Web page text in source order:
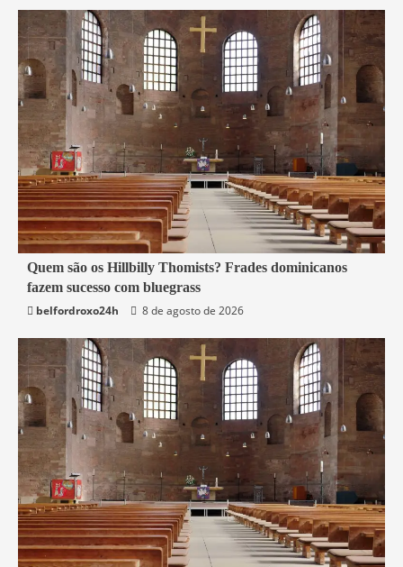
4 min read
Mundo
Quem são os Hillbilly Thomists? Frades dominicanos
fazem sucesso com bluegrass
belfordroxo24h
8 de agosto de 2026